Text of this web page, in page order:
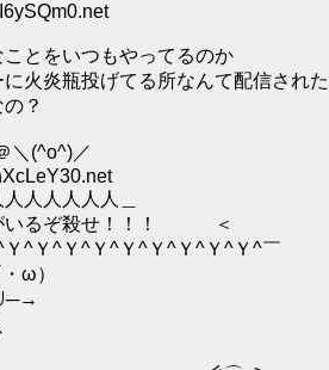
とをいつもやってるのか
火炎瓶投げてる所なんて配信された
？
＼(^o^)／
人人人人人＿
ぞ殺せ！！！ ＜
Ｙ^Ｙ^Ｙ^Ｙ^Ｙ^Ｙ^Ｙ^Ｙ^￣